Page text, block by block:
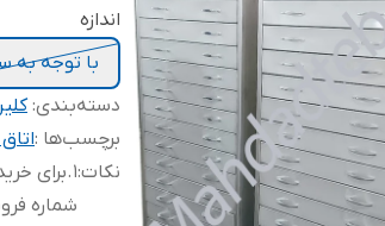
اندازه
با توجه
دسته‌بندی:
برچسب‌ها :
نکات: 1.برای